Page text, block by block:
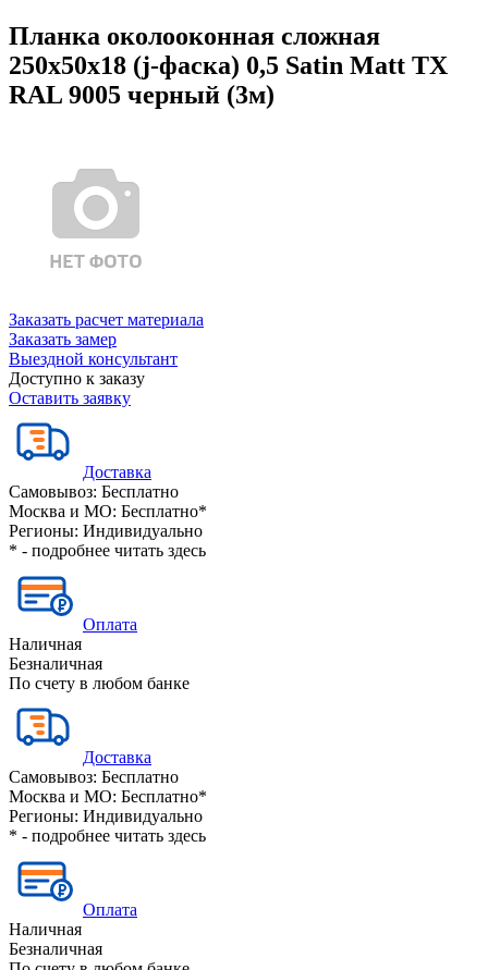
Планка околооконная сложная
250х50х18 (j-фаска) 0,5 Satin Matt TX
RAL 9005 черный (3м)
Заказать расчет материала
Заказать замер
Выездной консультант
Доступно к заказу
Оставить заявку
Доставка
Самовывоз: Бесплатно
Москва и МО: Бесплатно*
Регионы: Индивидуально
* - подробнее читать здесь
Оплата
Наличная
Безналичная
По счету в любом банке
Доставка
Самовывоз: Бесплатно
Москва и МО: Бесплатно*
Регионы: Индивидуально
* - подробнее читать здесь
Оплата
Наличная
Безналичная